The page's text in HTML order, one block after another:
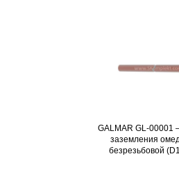
GALMAR GL-00001
заземления
безрезьбовой